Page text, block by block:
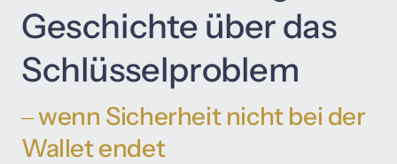
Geschichte über das
Schlüsselproblem
‒wenn Sicherheit nicht bei
der
Wallet endet